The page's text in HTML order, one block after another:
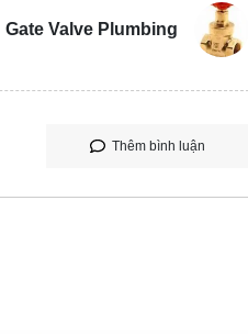
Gate Valve Plumbing
Thêm bình luận